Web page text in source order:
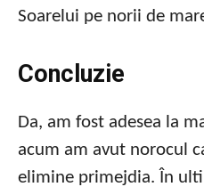
Soarelui pe norii de
Concluzie
Da, am fost adesea la
acum am avut norocul
elimine primejdia. În